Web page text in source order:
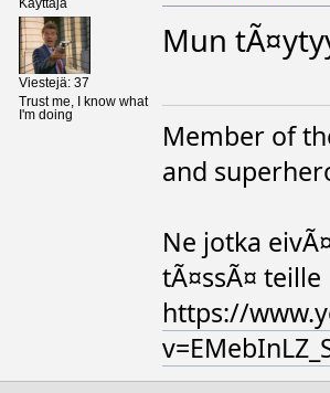
Käyttäjä
Viestejä: 37
Trust me, I know what
I'm doing
Mun
Member of
and
Ne jotka
tÃ¤ssÃ¤ teille
https://